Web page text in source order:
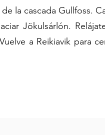
la cascada Gullfoss.
Jökulsárlón.
a Reikiavik para